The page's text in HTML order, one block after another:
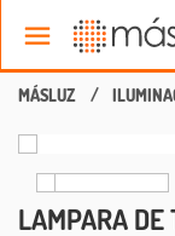
LAMPARA DE